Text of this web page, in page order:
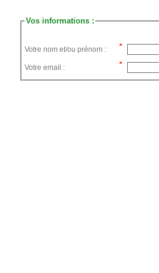
Vos informations :
Votre nom et/ou prénom :
Votre email :